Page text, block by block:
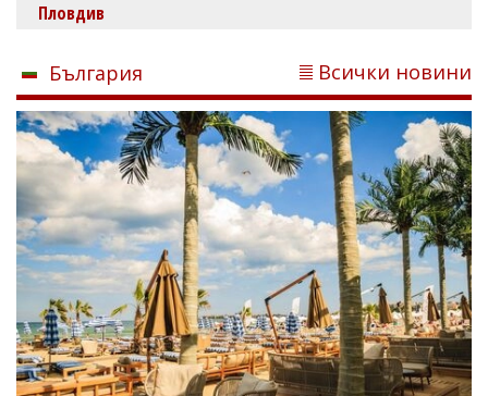
Пловдив
България Всички новини